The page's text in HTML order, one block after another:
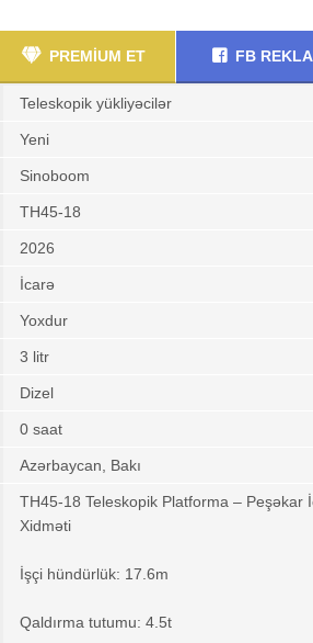
PREMİUM ET FB
Teleskopik yükliyəcilər
Yeni
Sinoboom
TH45-18
2026
İcarə
Yoxdur
3 litr
Dizel
0 saat
Azərbaycan, Bakı
TH45-18 Teleskopik Platforma – Peşəkar
Xidməti
İşçi hündürlük: 17.6m
Qaldırma tutumu: 4.5t